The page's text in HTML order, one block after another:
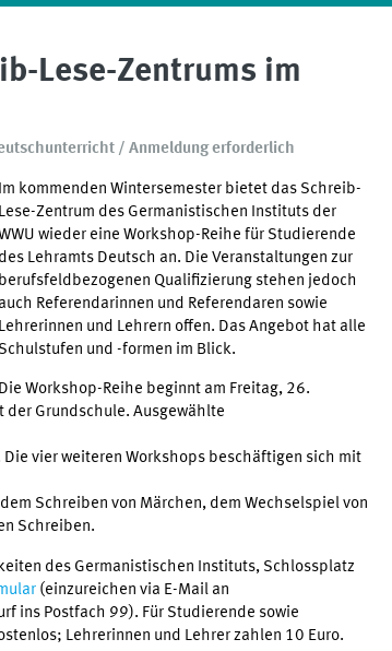
Lese-Zentrums im
/ Anmeldung erforderlich
Im kommenden Wintersemester bietet das Schreib-
Lese-Zentrum des Germanistischen Instituts der
wieder eine Workshop-Reihe für Studierende
des Lehramts Deutsch an. Die Veranstaltungen zur
berufsfeldbezogenen Qualifizierung stehen jedoch
auch Referendarinnen und Referendaren sowie
Lehrerinnen und Lehrern offen. Das Angebot hat alle
Schulstufen und -formen im Blick.
Die Workshop-Reihe beginnt am Freitag, 26.
Grundschule. Ausgewählte
Die vier weiteren Workshops beschäftigen sich mit
Schreiben von Märchen, dem Wechselspiel von
Schreiben.
des Germanistischen Instituts, Schlossplatz
(einzureichen via E-Mail an
ins Postfach 99). Für Studierende sowie
Lehrerinnen und Lehrer zahlen 10 Euro.